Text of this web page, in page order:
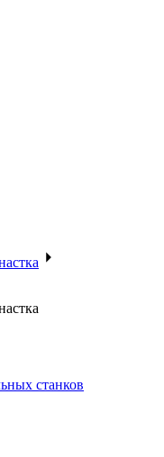
станков